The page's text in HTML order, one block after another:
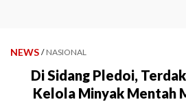
NEWS / NASIONAL
Di Sidang Pledoi,
Kelola Minyak Mentah